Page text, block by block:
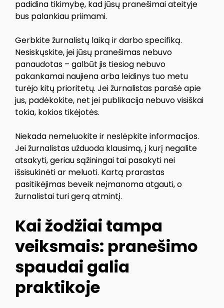
padidina tikimybę, kad jūsų pranešimai ateityje
bus palankiau priimami.
Gerbkite žurnalistų laiką ir darbo specifiką.
Nesiskųskite, jei jūsų pranešimas nebuvo
panaudotas – galbūt jis tiesiog nebuvo
pakankamai naujiena arba leidinys tuo metu
turėjo kitų prioritetų. Jei žurnalistas parašė apie
jus, padėkokite, net jei publikacija nebuvo visiškai
tokia, kokios tikėjotės.
Niekada nemeluokite ir neslėpkite informacijos.
Jei žurnalistas užduoda klausimą, į kurį negalite
atsakyti, geriau sąžiningai tai pasakyti nei
išsisukinėti ar meluoti. Kartą prarastas
pasitikėjimas beveik neįmanoma atgauti, o
žurnalistai turi gerą atmintį.
Kai žodžiai tampa
veiksmais: pranešimo
spaudai galia
praktikoje